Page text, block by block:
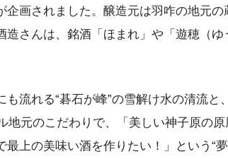
画されました。醸造元は羽咋の地元の
さんは、銘酒「ほまれ」や「遊穂（ゆ
流れる“碁石が峰”の雪解け水の清流と
地元のこだわりで、「美しい神子原の原
上の美味い酒を作りたい！」という“夢